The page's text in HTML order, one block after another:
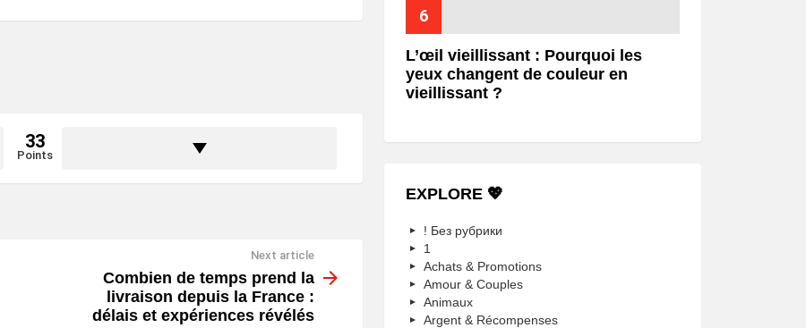
33
Points
Next article
Combien de temps prend la
livraison depuis la France :
délais et expériences révélés
L’œil vieillissant : Pourquoi les
yeux changent de couleur en
vieillissant ?
EXPLORE 💖
! Без рубрики
1
Achats & Promotions
Amour & Couples
Animaux
Argent & Récompenses